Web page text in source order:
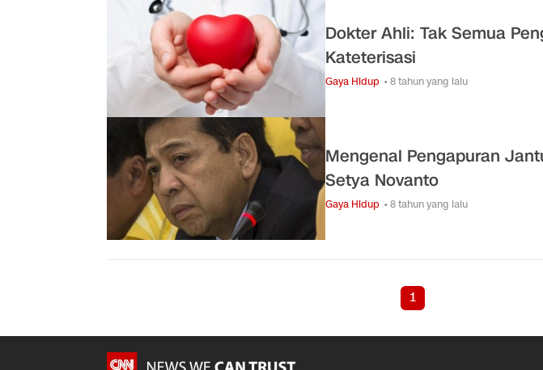
Dokter Ahli: Tak Semua
Kateterisasi
Gaya Hidup • 8 tahun yang lalu
Mengenal Pengapuran
Setya Novanto
Gaya Hidup • 8 tahun yang lalu
1